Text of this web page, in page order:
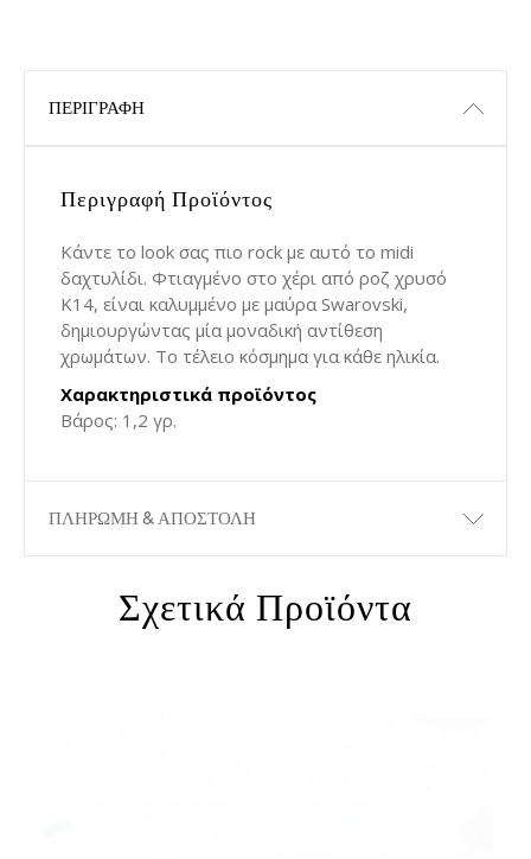
ΠΕΡΙΓΡΑΦΉ
Περιγραφή Προϊόντος
Κάντε το look σας πιο rock με αυτό το midi
δαχτυλίδι. Φτιαγμένο στο χέρι από ροζ χρυσό
Κ14, είναι καλυμμένο με μαύρα Swarovski,
δημιουργώντας μία μοναδική αντίθεση
χρωμάτων. Το τέλειο κόσμημα για κάθε ηλικία.
Χαρακτηριστικά προϊόντος
Βάρος: 1,2 γρ.
ΠΛΗΡΩΜΗ & ΑΠΟΣΤΟΛΗ
Σχετικά Προϊόντα